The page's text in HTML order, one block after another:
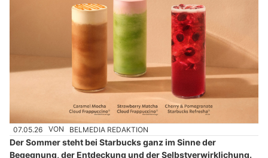
07.05.26 VON BELMEDIA REDAKTION
Der Sommer steht bei Starbucks ganz im Sinne der
Begegnung, der Entdeckung und der Selbstverwirklichung.